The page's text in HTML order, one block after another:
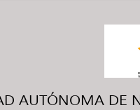
AUTÓNOMA DE